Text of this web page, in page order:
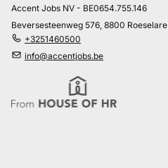
Accent Jobs NV - BE0654.755.146
Beversesteenweg 576, 8800 Roeselare
+3251460500
info@accentjobs.be